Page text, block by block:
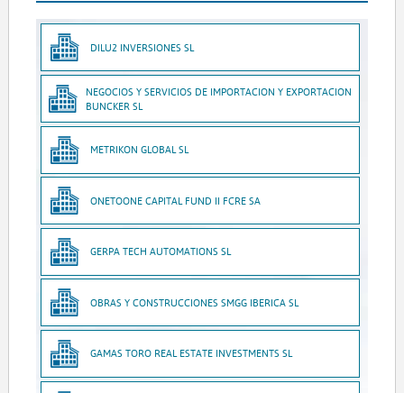
DILU2 INVERSIONES SL
NEGOCIOS Y SERVICIOS DE IMPORTACION Y EXPORTACION
BUNCKER SL
METRIKON GLOBAL SL
ONETOONE CAPITAL FUND II FCRE SA
GERPA TECH AUTOMATIONS SL
OBRAS Y CONSTRUCCIONES SMGG IBERICA SL
GAMAS TORO REAL ESTATE INVESTMENTS SL